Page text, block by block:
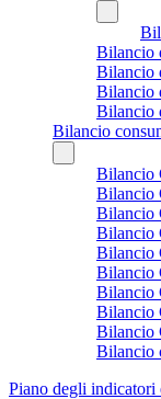
Bilancio
Bilancio
Bilancio
Bilancio
Bilancio
Bilancio
Bilancio
Bilancio
Bilancio
Bilancio
Bilancio
Bilancio
Bilancio
Bilancio
Bilancio
Piano degli indicatori